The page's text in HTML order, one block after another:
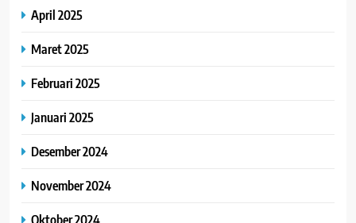
April 2025
Maret 2025
Februari 2025
Januari 2025
Desember 2024
November 2024